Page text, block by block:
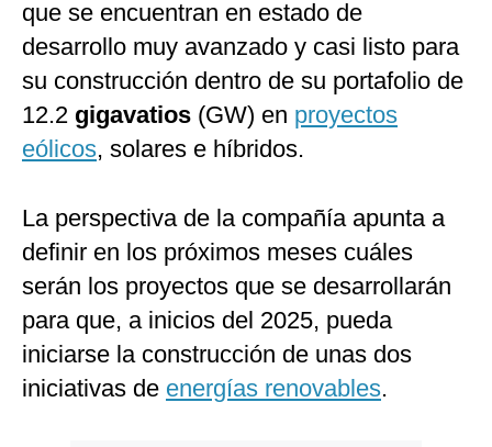
que se encuentran en estado de
desarrollo muy avanzado y casi listo para
su construcción dentro de su portafolio de
12.2 gigavatios (GW) en proyectos
eólicos, solares e híbridos.
La perspectiva de la compañía apunta a
definir en los próximos meses cuáles
serán los proyectos que se desarrollarán
para que, a inicios del 2025, pueda
iniciarse la construcción de unas dos
iniciativas de energías renovables.